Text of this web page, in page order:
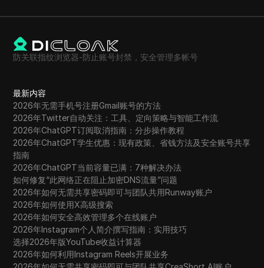
防关联指纹浏览器-防止账号封禁，安全管理多帐号
最新内容
2026年无需手机号注册Gmail账号的方法
2026年Twitter自动关注：工具、定向策略与智能工作流
2026年ChatGPT订阅取消指南：分步操作教程
2026年ChatGPT学生优惠：现有政策、省钱方法及安全账号共享
指南
2026年ChatGPT当前容量已满：7种解决办法
如何修复“此网络正在阻止加密DNS流量”问题
2026年如何无需共享密码即可与团队共用Runway账户
2026年如何使用X高级搜索
2026年如何安全高效管理多个在线账户
2026年Instagram个人简介撰写指南：实用技巧
选择2026年版YouTube收益计算器
2026年如何利用Instagram Reels开展业务